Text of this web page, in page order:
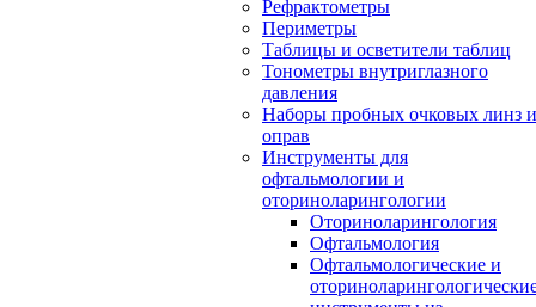
Рефрактометры
Периметры
Таблицы и осветители таблиц
Тонометры внутриглазного
давления
Наборы пробных очковых линз и
оправ
Инструменты для
офтальмологии и
оториноларингологии
Оториноларингология
Офтальмология
Офтальмологические и